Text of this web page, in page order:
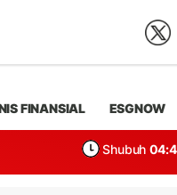
FINANSIAL ESGNOW
Shubuh